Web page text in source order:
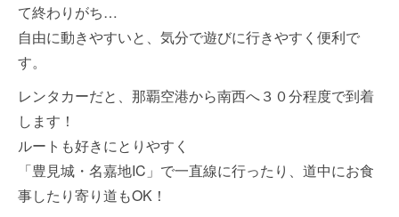
て終わりがち…
自由に動きやすいと、気分で遊びに行きやすく便利で
す。
レンタカーだと、那覇空港から南西へ３０分程度で到着
します！
ルートも好きにとりやすく
「豊見城・名嘉地IC」で一直線に行ったり、道中にお食
事したり寄り道もOK！